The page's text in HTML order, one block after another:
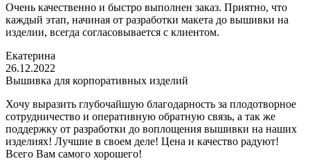
Очень качественно и быстро выполнен заказ. Приятно, что
каждый этап, начиная от разработки макета до вышивки на
изделии, всегда согласовывается с клиентом.
Екатерина
26.12.2022
Вышивка для корпоративных изделий
Хочу выразить глубочайшую благодарность за плодотворное
сотрудничество и оперативную обратную связь, а так же
поддержку от разработки до воплощения вышивки на наших
изделиях! Лучшие в своем деле! Цена и качество радуют!
Всего Вам самого хорошего!